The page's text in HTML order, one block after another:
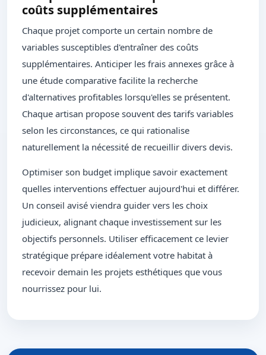
coûts supplémentaires
Chaque projet comporte un certain nombre de
variables susceptibles d'entraîner des coûts
supplémentaires. Anticiper les frais annexes grâce à
une étude comparative facilite la recherche
d'alternatives profitables lorsqu'elles se présentent.
Chaque artisan propose souvent des tarifs variables
selon les circonstances, ce qui rationalise
naturellement la nécessité de recueillir divers devis.
Optimiser son budget implique savoir exactement
quelles interventions effectuer aujourd'hui et différer.
Un conseil avisé viendra guider vers les choix
judicieux, alignant chaque investissement sur les
objectifs personnels. Utiliser efficacement ce levier
stratégique prépare idéalement votre habitat à
recevoir demain les projets esthétiques que vous
nourrissez pour lui.